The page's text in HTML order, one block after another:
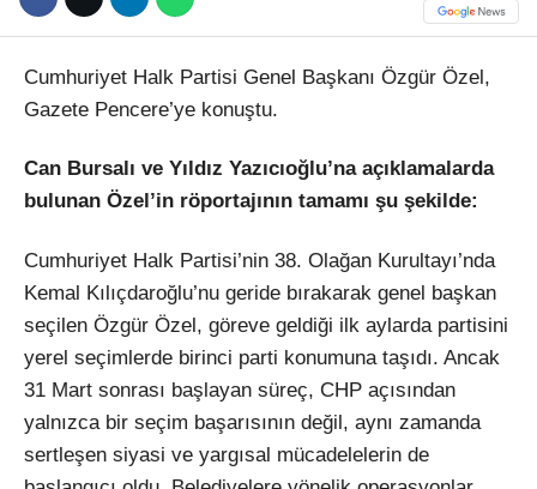
Cumhuriyet Halk Partisi Genel Başkanı Özgür Özel,
Gazete Pencere’ye konuştu.
Can Bursalı ve Yıldız Yazıcıoğlu’na açıklamalarda
bulunan Özel’in röportajının tamamı şu şekilde:
Cumhuriyet Halk Partisi’nin 38. Olağan Kurultayı’nda
Kemal Kılıçdaroğlu’nu geride bırakarak genel başkan
seçilen Özgür Özel, göreve geldiği ilk aylarda partisini
yerel seçimlerde birinci parti konumuna taşıdı. Ancak
31 Mart sonrası başlayan süreç, CHP açısından
yalnızca bir seçim başarısının değil, aynı zamanda
sertleşen siyasi ve yargısal mücadelelerin de